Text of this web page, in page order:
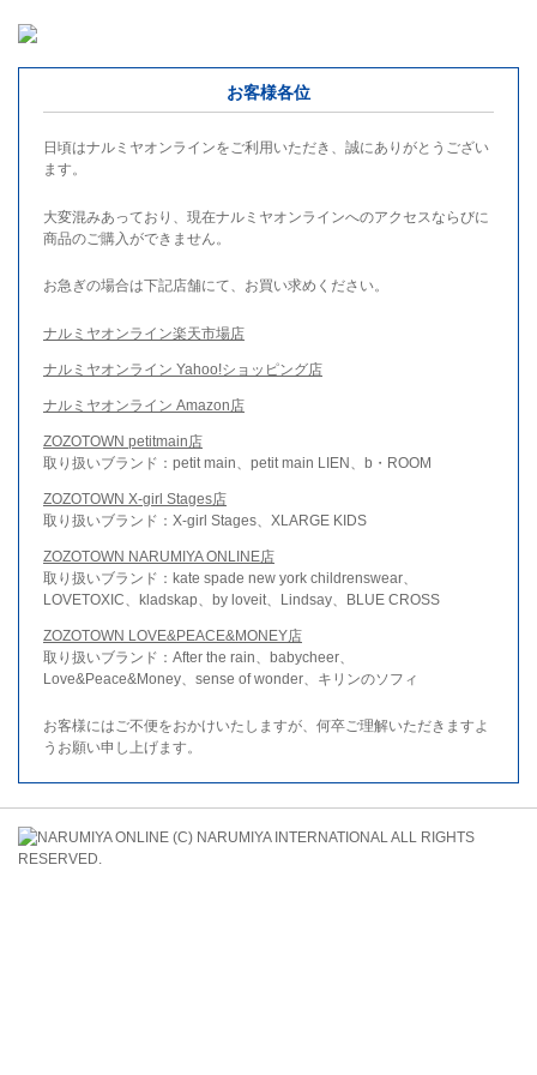
お客様各位
日頃はナルミヤオンラインをご利用いただき、誠にありがとうござい
ます。
大変混みあっており、現在ナルミヤオンラインへのアクセスならびに
商品のご購入ができません。
お急ぎの場合は下記店舗にて、お買い求めください。
ナルミヤオンライン楽天市場店
ナルミヤオンライン Yahoo!ショッピング店
ナルミヤオンライン Amazon店
ZOZOTOWN petitmain店
取り扱いブランド：petit main、petit main LIEN、b・ROOM
ZOZOTOWN X-girl Stages店
取り扱いブランド：X-girl Stages、XLARGE KIDS
ZOZOTOWN NARUMIYA ONLINE店
取り扱いブランド：kate spade new york childrenswear、
LOVETOXIC、kladskap、by loveit、Lindsay、BLUE CROSS
ZOZOTOWN LOVE&PEACE&MONEY店
取り扱いブランド：After the rain、babycheer、
Love&Peace&Money、sense of wonder、キリンのソフィ
お客様にはご不便をおかけいたしますが、何卒ご理解いただきますよ
うお願い申し上げます。